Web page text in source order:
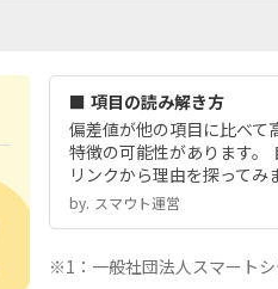
■ 項目の読み解き方
偏差値が他の項目に比べて
特徴の可能性があります。
リンクから理由を探ってみ
by.︎ スマウト運営
※1：一般社団法人スマートシ